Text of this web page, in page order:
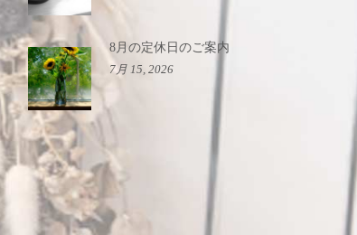
8月の定休日のご案内
7月 15, 2026